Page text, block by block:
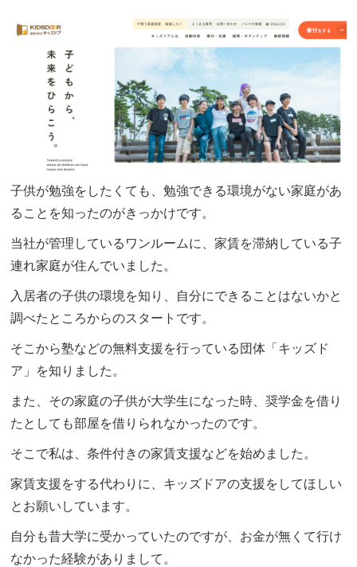
子供が勉強をしたくても、勉強できる環境がない家庭があ
ることを知ったのがきっかけです。
当社が管理しているワンルームに、家賃を滞納している子
連れ家庭が住んでいました。
入居者の子供の環境を知り、自分にできることはないかと
調べたところからのスタートです。
そこから塾などの無料支援を行っている団体「キッズド
ア」を知りました。
また、その家庭の子供が大学生になった時、奨学金を借り
たとしても部屋を借りられなかったのです。
そこで私は、条件付きの家賃支援などを始めました。
家賃支援をする代わりに、キッズドアの支援をしてほしい
とお願いしています。
自分も昔大学に受かっていたのですが、お金が無くて行け
なかった経験がありまして。